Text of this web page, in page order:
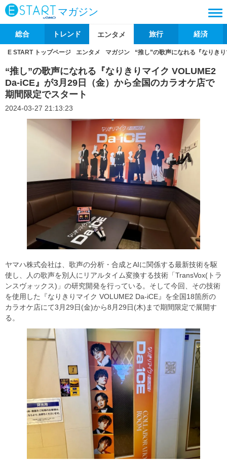
マガジン
総合 トレンド エンタメ 旅行 経済
E START トップページ エンタメ マガジン “推し”の歌声になれる『なりき
“推し”の歌声になれる『なりきりマイク VOLUME2
Da-iCE』が3月29日（金）から全国のカラオケ店で
期間限定でスタート
2024-03-27 21:13:23
ヤマハ株式会社は、歌声の分析・合成とAIに関係する最新技術を駆
使し、人の歌声を別人にリアルタイム変換する技術「TransVox(トラ
ンスヴォックス)」の研究開発を行っている。そして今回、その技術
を使用した『なりきりマイク VOLUME2 Da-iCE』を全国18箇所の
カラオケ店にて3月29日(金)から8月29日(木)まで期間限定で展開す
る。